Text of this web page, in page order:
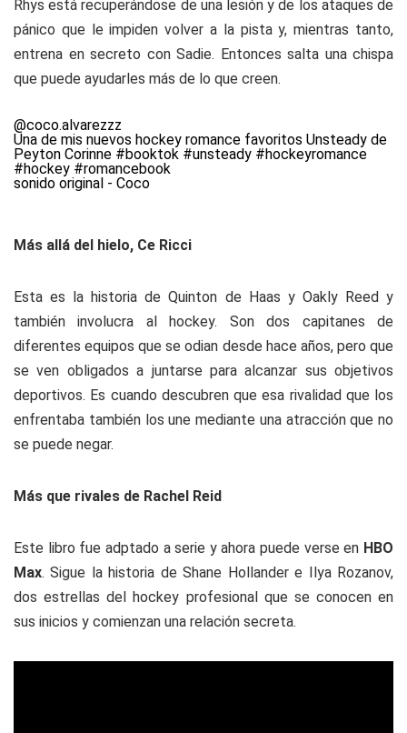
Rhys está recuperándose de una lesión y de los ataques de
pánico que le impiden volver a la pista y, mientras tanto,
entrena en secreto con Sadie. Entonces salta una chispa
que puede ayudarles más de lo que creen.
@coco.alvarezzz
Una de mis nuevos hockey romance favoritos Unsteady de
Peyton Corinne #booktok #unsteady #hockeyromance
#hockey #romancebook
sonido original - Coco
Más allá del hielo, Ce Ricci
Esta es la historia de Quinton de Haas y Oakly Reed y
también involucra al hockey. Son dos capitanes de
diferentes equipos que se odian desde hace años, pero que
se ven obligados a juntarse para alcanzar sus objetivos
deportivos. Es cuando descubren que esa rivalidad que los
enfrentaba también los une mediante una atracción que no
se puede negar.
Más que rivales de Rachel Reid
Este libro fue adptado a serie y ahora puede verse en HBO
Max. Sigue la historia de Shane Hollander e Ilya Rozanov,
dos estrellas del hockey profesional que se conocen en
sus inicios y comienzan una relación secreta.